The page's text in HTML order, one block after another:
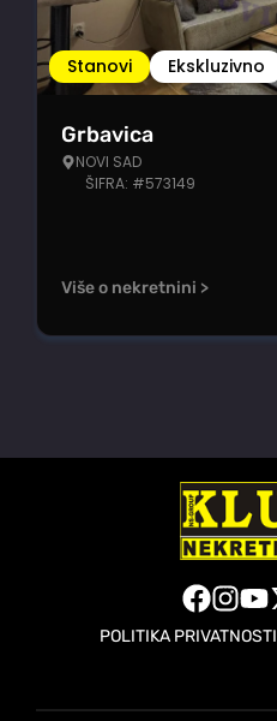
Stanovi Ekskluzivno
Grbavica
NOVI SAD
ŠIFRA: #573149
Više o nekretnini >
POLITIKA PRIVATNOSTI